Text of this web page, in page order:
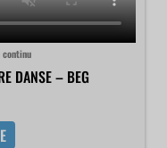
continu
DANSE – BEG